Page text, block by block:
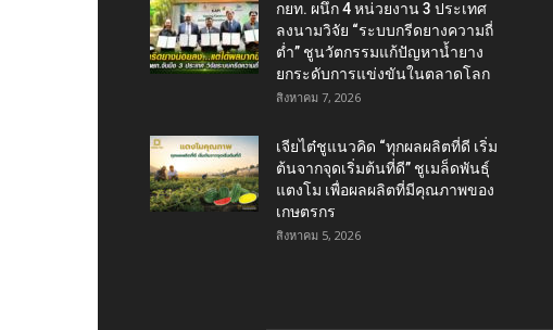
กยท. ผนึก 4 หน่วยงาน 3 ประเทศ
ลงนามวิจัย “ระบบกรีดยางความถี่
ต่ำ” ชูนวัตกรรมแก้ปัญหาน้ำยาง
ยกระดับการแข่งขันในตลาดโลก
สิงหาคม 7, 2026
เจียไต๋ชูแนวคิด “ทุกผลผลิตที่ดี เริ่ม
ต้นจากจุดเริ่มต้นที่ดี” ชูเมล็ดพันธุ์
แตงโม เพื่อผลผลิตที่มีคุณภาพของ
เกษตรกร
สิงหาคม 5, 2026